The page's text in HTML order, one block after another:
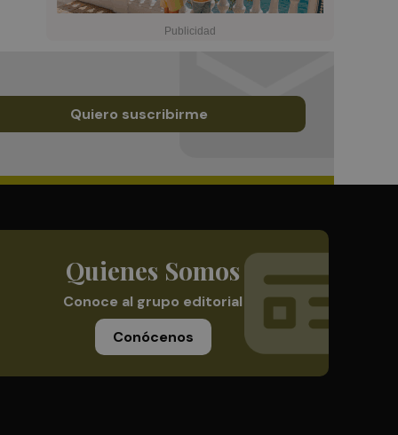
Quiero suscribirme
Quienes Somos
Conoce al grupo editorial
Conócenos